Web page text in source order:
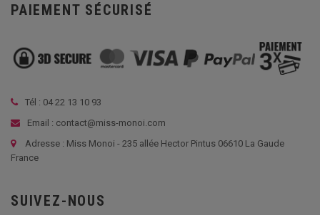
PAIEMENT SÉCURISÉ
Tél : 04 22 13 10 93
Email : contact@miss-monoi.com
Adresse : Miss Monoi - 235 allée Hector Pintus 06610 La Gaude
France
SUIVEZ-NOUS